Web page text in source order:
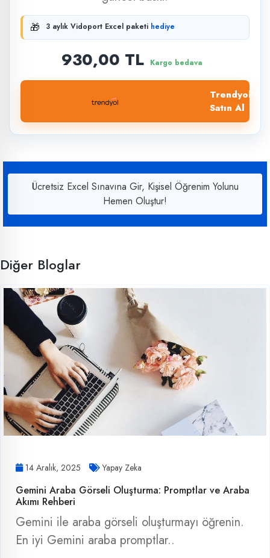
🎁 3 aylık Vidoport Excel paketi hediye
930,00 TL Kargo bedava
Trendyol'dan
Satın Al
Ücretsiz Excel Sınavına Gir, Kişisel Öğrenim Yolunu
Hemen Oluştur!
Diğer Bloglar
14 Aralık, 2025 Yapay Zeka
Gemini Araba Görseli Oluşturma: Promptlar ve Araba
Akımı Rehberi
Gemini ile araba görseli oluşturmayı öğrenin.
En iyi Gemini araba promptlar..